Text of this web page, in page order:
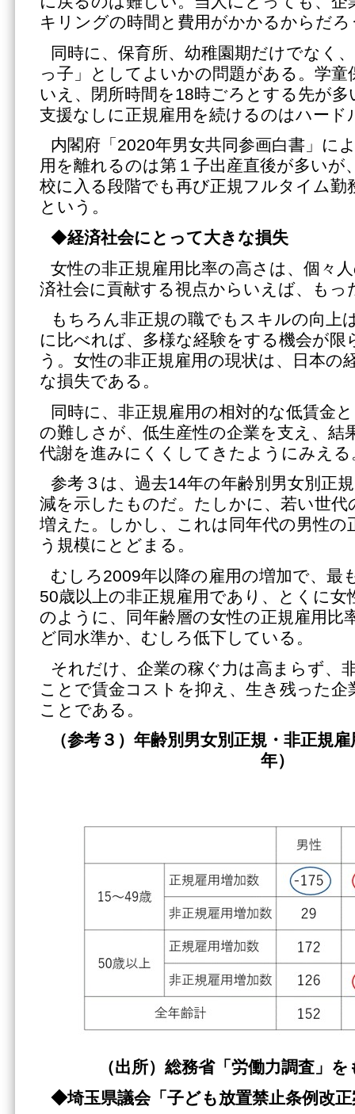
キリングの時間と費用がかかるからだろ
同時に、保育所、幼稚園期だけでなく
っ子」としてよいかの問題がある。学
いえ、閉所時間を18時ごろとする先が
支援なしに正規雇用を続けるのはハード
内閣府「2020年男女共同参画白書」に
用を離れるのは第１子出産直後が多いが
校に入る段階でも再び正規フルタイム勤
という。
◆経済社会にとって大きな損失
女性の非正規雇用比率の高さは、個々
済社会に貢献する視点からいえば、もっ
もちろん非正規の職でもスキルの向上
に比べれば、多様な経験をする機会が限
う。女性の非正規雇用の現状は、日本の
な損失である。
同時に、非正規雇用の相対的な低賃金
の難しさが、低生産性の企業を支え、結
代謝を進みにくくしてきたようにみえる
参考３は、過去14年の年齢別男女別正
減を示したものだ。たしかに、若い世代
増えた。しかし、これは同年代の男性の
う規模にとどまる。
むしろ2009年以降の雇用の増加で、最
50歳以上の非正規雇用であり、とくに女
のように、同年齢層の女性の正規雇用比
ど同水準か、むしろ低下している。
それだけ、企業の稼ぐ力は高まらず、
ことで賃金コストを抑え、生き残った
ことである。
（参考３）年齢別男女別正規・非正規
年）
（出所）総務省「労働力調査」
◆埼玉県議会「子ども放置禁止条例改